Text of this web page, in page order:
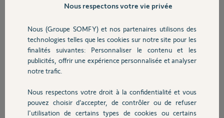
Sécurité
Domotique
Chauffage
l'ouverture du portail. Le visiophone émet un bip sonore et rien ne se
olivier J.
il y a environ 9 ans
Participer au fil de discussion
Réponses
Nous respectons votre vie privée
Nous (Groupe SOMFY) et nos partenaires utilisons des
technologies telles que les cookies sur notre site pour les
finalités suivantes: Personnaliser le contenu et les
publicités, offrir une expérience personnalisée et analyser
notre trafic.
Nous respectons votre droit à la confidentialité et vous
pouvez choisir d’accepter, de contrôler ou de refuser
l'utilisation de certains types de cookies ou certains